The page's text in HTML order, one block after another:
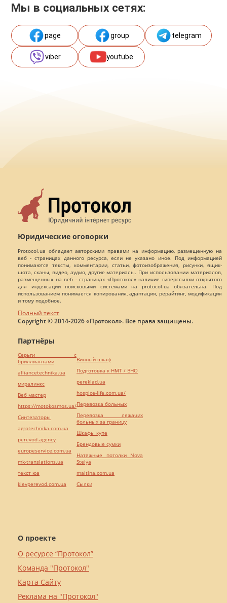
Мы в социальных сетях:
page group telegram
viber youtube
Юридические оговорки
Protocol.ua обладает авторскими правами на информацию, размещенную на
веб - страницах данного ресурса, если не указано иное. Под информацией
понимаются тексты, комментарии, статьи, фотоизображения, рисунки, ящик-
шота, сканы, видео, аудио, другие материалы. При использовании материалов,
размещенных на веб - страницах «Протокол» наличие гиперссылки открытого
для индексации поисковыми системами на protocol.ua обязательна. Под
использованием понимается копирования, адаптация, рерайтинг, модификация
и тому подобное.
Полный текст
Copyright © 2014-2026 «Протокол». Все права защищены.
О проекте
О ресурсе “Протокол”
Команда "Протокол"
Карта Сайту
Реклама на "Протокол"
Партнёры
Серьги с
бриллиантами
alliancetechnika.ua
миралинкс
Веб мастер
https://motokosmos.ua/
Синтезаторы
agrotechnika.com.ua
perevod.agency
europeservice.com.ua
mk-translations.ua
текст юа
kievperevod.com.ua
Винный шкаф
Подготовка к НМТ / ВНО
pereklad.ua
hospice-life.com.ua/
Перевозка больных
Перевозка лежачих
больных за границу
Шкафы купе
Брендовые сумки
Натяжные потолки Nova
Stelya
maltina.com.ua
Cылки